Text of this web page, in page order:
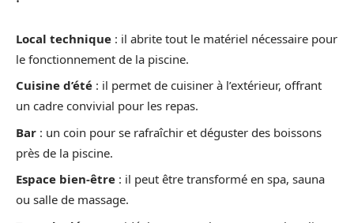
Local technique : il abrite tout le matériel nécessaire pour
le fonctionnement de la piscine.
Cuisine d’été : il permet de cuisiner à l’extérieur, offrant
un cadre convivial pour les repas.
Bar : un coin pour se rafraîchir et déguster des boissons
près de la piscine.
Espace bien-être : il peut être transformé en spa, sauna
ou salle de massage.